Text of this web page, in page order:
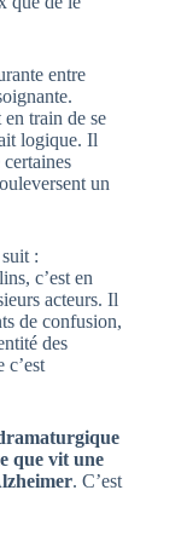
entre
train de se
logique. Il
un
:
c’est en
acteurs. Il
de confusion,
des
c’est
que vit une
. C’est